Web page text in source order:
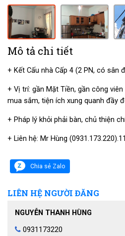
Mô tả chi tiết
+ Kết Cấu nhà Cấp 4 (2 PN, có sân
+ Vị trí: gần Mặt Tiền, gần công
mua sắm, tiện ích xung quanh đầy
+ Pháp lý khỏi phải bàn, chủ thiện
+ Liên hệ: Mr Hùng
Chia sẻ Zalo
LIÊN HỆ NGƯỜI ĐĂNG
NGUYỄN THANH HÙNG
0931173220